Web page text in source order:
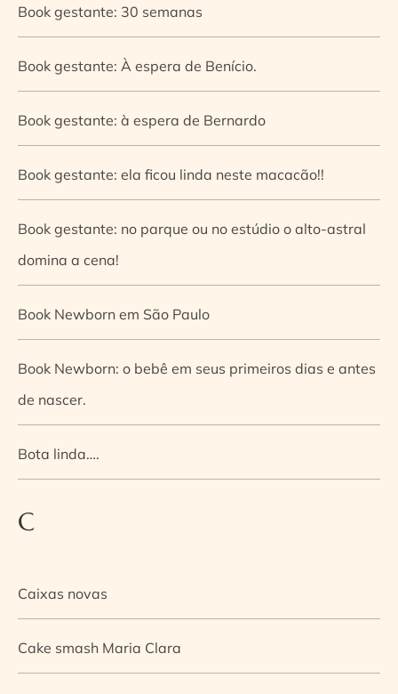
Book gestante: 30 semanas
Book gestante: À espera de Benício.
Book gestante: à espera de Bernardo
Book gestante: ela ficou linda neste macacão!!
Book gestante: no parque ou no estúdio o alto-astral
domina a cena!
Book Newborn em São Paulo
Book Newborn: o bebê em seus primeiros dias e antes
de nascer.
Bota linda….
C
Caixas novas
Cake smash Maria Clara